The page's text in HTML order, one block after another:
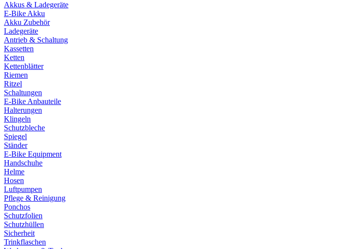
Akkus & Ladegeräte
E-Bike Akku
Akku Zubehör
Ladegeräte
Antrieb & Schaltung
Kassetten
Ketten
Kettenblätter
Riemen
Ritzel
Schaltungen
E-Bike Anbauteile
Halterungen
Klingeln
Schutzbleche
Spiegel
Ständer
E-Bike Equipment
Handschuhe
Helme
Hosen
Luftpumpen
Pflege & Reinigung
Ponchos
Schutzfolien
Schutzhüllen
Sicherheit
Trinkflaschen